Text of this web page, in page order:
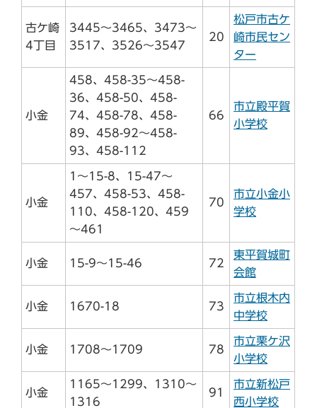
古ケ崎
4丁目
3445～3465、3473～
3517、3526～3547
20
松戸市古ケ
崎市民セン
ター
小金
458、458-35～458-
36、458-50、458-
74、458-78、458-
89、458-92～458-
93、458-112
66
市立殿平賀
小学校
小金
1～15-8、15-47～
457、458-53、458-
110、458-120、459
～461
70
市立小金小
学校
小金 15-9～15-46 72
東平賀城町
会館
小金 1670-18 73
市立根木内
中学校
小金 1708～1709 78
市立栗ケ沢
小学校
小金
1165～1299、1310～
1316
91
市立新松戸
西小学校